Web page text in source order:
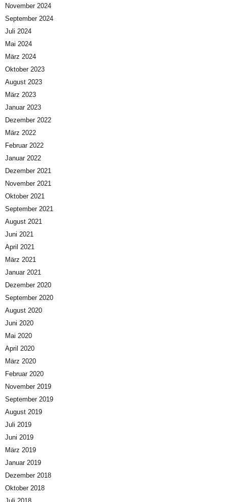
November 2024
September 2024
Juli 2024
Mai 2024
März 2024
Oktober 2023
August 2023
März 2023
Januar 2023
Dezember 2022
März 2022
Februar 2022
Januar 2022
Dezember 2021
November 2021
Oktober 2021
September 2021
August 2021
Juni 2021
April 2021
März 2021
Januar 2021
Dezember 2020
September 2020
August 2020
Juni 2020
Mai 2020
April 2020
März 2020
Februar 2020
November 2019
September 2019
August 2019
Juli 2019
Juni 2019
März 2019
Januar 2019
Dezember 2018
Oktober 2018